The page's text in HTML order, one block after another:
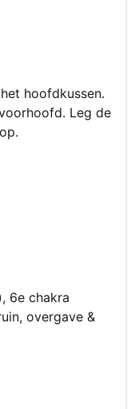
hoofdkussen.
Leg de
6e chakra
overgave &